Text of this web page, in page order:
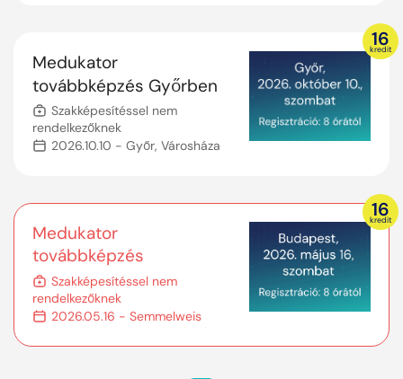
16
kredit
Medukator
továbbképzés Győrben
Szakképesítéssel nem
rendelkezőknek
2026.10.10 - Győr, Városháza
16
kredit
Medukator
továbbképzés
Budapesten
Szakképesítéssel nem
rendelkezőknek
2026.05.16 - Semmelweis
Tömb, ZÖLD előadó